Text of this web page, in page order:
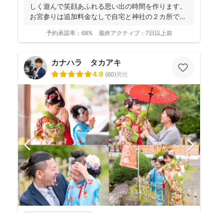
しく遊んで笑顔あふれる思い出の時間を作ります。
お宮参りは追加料金なしで自宅と神社の２カ所で撮
予約承諾率： 68% 最終アクティブ： 7日以上前
カナハラ タカアキ
4.9 (60)男性